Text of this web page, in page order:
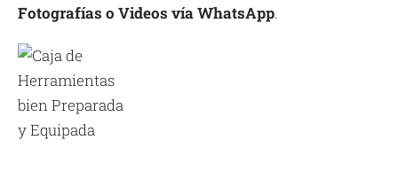
Fotografías o Videos vía WhatsApp.